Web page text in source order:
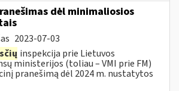
dėl minimaliosios
2023-07-03
inspekcija prie Lietuvos
ministerijos (toliau – VMI prie FM)
pranešimą dėl 2024 m. nustatytos